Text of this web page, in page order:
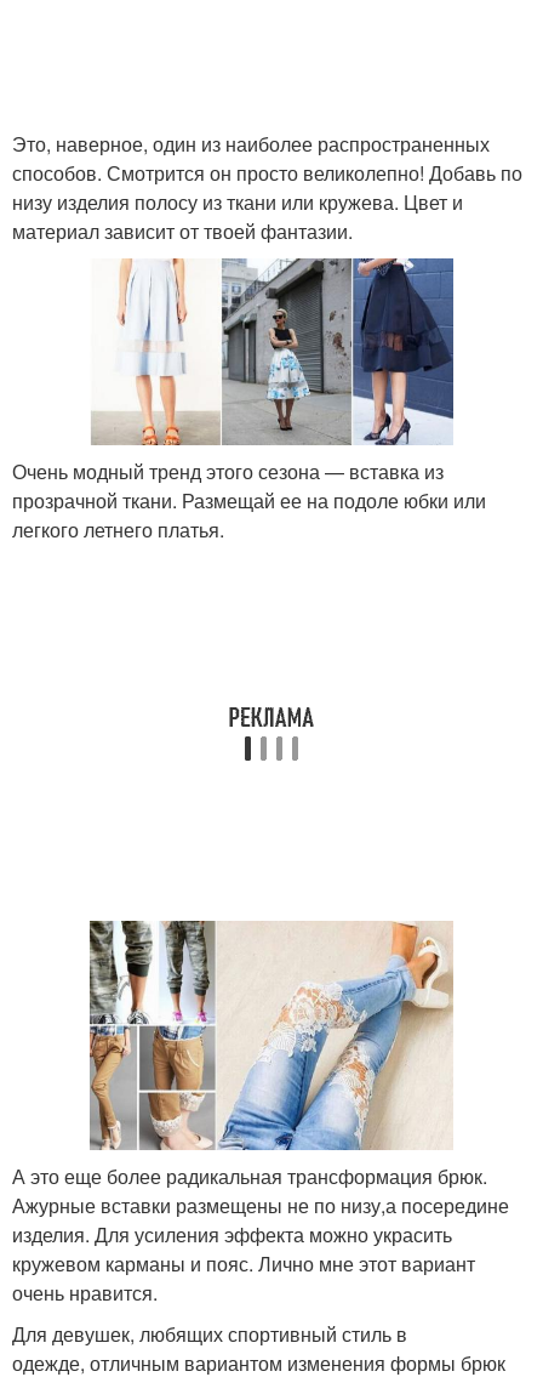
Это, наверное, один из наиболее распространенных
способов. Смотрится он просто великолепно! Добавь по
низу изделия полосу из ткани или кружева. Цвет и
материал зависит от твоей фантазии.
Очень модный тренд этого сезона — вставка из
прозрачной ткани. Размещай ее на подоле юбки или
легкого летнего платья.
А это еще более радикальная трансформация брюк.
Ажурные вставки размещены не по низу,а посередине
изделия. Для усиления эффекта можно украсить
кружевом карманы и пояс. Лично мне этот вариант
очень нравится.
Для девушек, любящих спортивный стиль в
одежде, отличным вариантом изменения формы брюк